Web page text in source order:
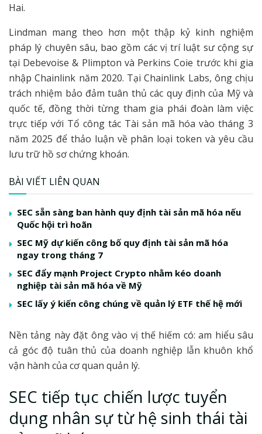
Hai.
Lindman mang theo hơn một thập kỷ kinh nghiệm
pháp lý chuyên sâu, bao gồm các vị trí luật sư cộng sự
tại Debevoise & Plimpton và Perkins Coie trước khi gia
nhập Chainlink năm 2020. Tại Chainlink Labs, ông chịu
trách nhiệm bảo đảm tuân thủ các quy định của Mỹ và
quốc tế, đồng thời từng tham gia phái đoàn làm việc
trực tiếp với Tổ công tác Tài sản mã hóa vào tháng 3
năm 2025 để thảo luận về phân loại token và yêu cầu
lưu trữ hồ sơ chứng khoán.
BÀI VIẾT LIÊN QUAN
SEC sẵn sàng ban hành quy định tài sản mã hóa nếu
Quốc hội trì hoãn
SEC Mỹ dự kiến công bố quy định tài sản mã hóa
ngay trong tháng 7
SEC đẩy mạnh Project Crypto nhằm kéo doanh
nghiệp tài sản mã hóa về Mỹ
SEC lấy ý kiến công chúng về quản lý ETF thế hệ mới
Nền tảng này đặt ông vào vị thế hiếm có: am hiểu sâu
cả góc độ tuân thủ của doanh nghiệp lẫn khuôn khổ
vận hành của cơ quan quản lý.
SEC tiếp tục chiến lược tuyển
dụng nhân sự từ hệ sinh thái tài